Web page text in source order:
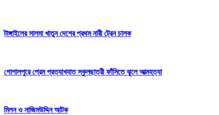
টাঙ্গাইলের সালমা খাতুন দেশের প্রথম নারী ট্রেন চালক
গোপালপুরে প্রেম প্রত্যাখ্যাত স্কুলছাত্রী ফাঁসিতে ঝুলে আত্মহত্যা
মিলন ও নাজিমউদ্দিন আটক